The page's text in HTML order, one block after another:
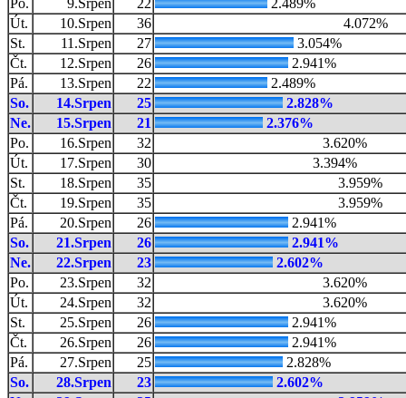
Po.
9.Srpen 22
2.489%
Út.
10.Srpen 36
4.072%
St.
11.Srpen 27
3.054%
Čt.
12.Srpen 26
2.941%
Pá.
13.Srpen 22
2.489%
So.
14.Srpen 25
2.828%
Ne.
15.Srpen 21
2.376%
Po.
16.Srpen 32
3.620%
Út.
17.Srpen 30
3.394%
St.
18.Srpen 35
3.959%
Čt.
19.Srpen 35
3.959%
Pá.
20.Srpen 26
2.941%
So.
21.Srpen 26
2.941%
Ne.
22.Srpen 23
2.602%
Po.
23.Srpen 32
3.620%
Út.
24.Srpen 32
3.620%
St.
25.Srpen 26
2.941%
Čt.
26.Srpen 26
2.941%
Pá.
27.Srpen 25
2.828%
So.
28.Srpen 23
2.602%